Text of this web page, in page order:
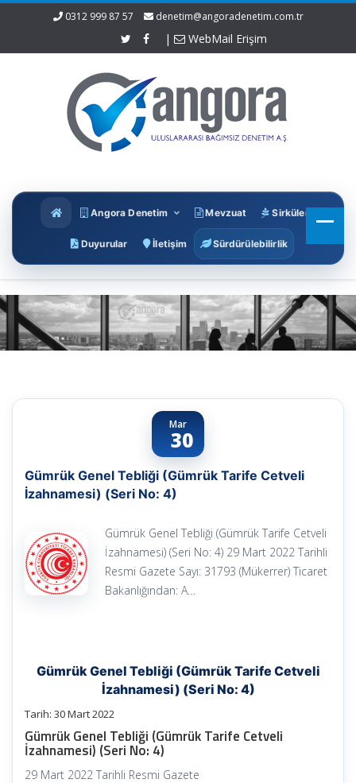
0312 999 87 57 denetim@angoradenetim.com.tr
| WebMail Erişim
Angora Denetim Mevzuat Sirküler
Duyurular İletişim Sürdürülebilirlik
Mar
30
Gümrük Genel Tebliği (Gümrük Tarife Cetveli
İzahnamesi) (Seri No: 4)
Gümrük Genel Tebliği (Gümrük Tarife Cetveli
İzahnamesi) (Seri No: 4) 29 Mart 2022 Tarihli
Resmi Gazete Sayı: 31793 (Mükerrer) Ticaret
Bakanlığından: A…
Gümrük Genel Tebliği (Gümrük Tarife Cetveli
İzahnamesi) (Seri No: 4)
Tarih: 30 Mart 2022
Gümrük Genel Tebliği (Gümrük Tarife Cetveli
İzahnamesi) (Seri No: 4)
29 Mart 2022 Tarihli Resmi Gazete